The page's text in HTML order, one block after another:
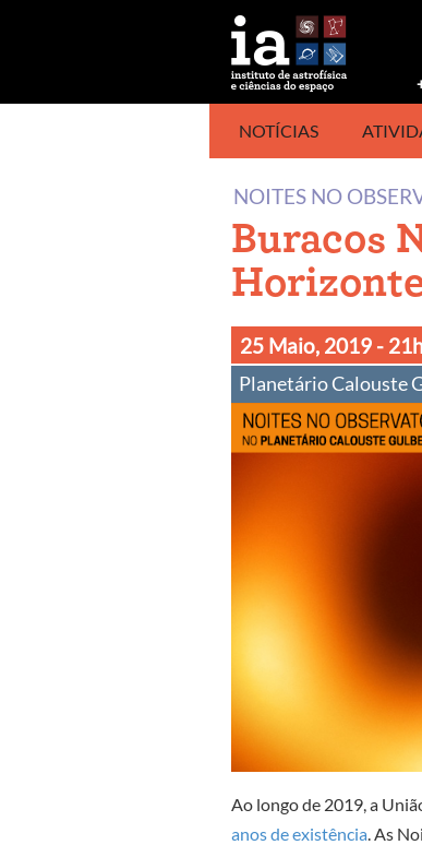
NOTÍCIAS
NOITES NO
Buracos
25 Maio, 2019 -
Planetário Calouste
Ao longo de 2019, a
anos de existência . As